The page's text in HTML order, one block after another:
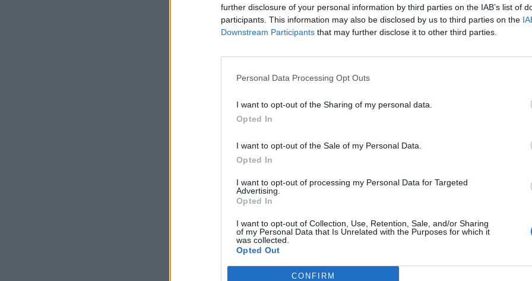
further disclosure of your personal information by third parties on the IAB’s list of
participants. This information may also be disclosed by us to third parties on the
Downstream Participants that may further disclose it to other third parties.
Personal Data Processing Opt Outs
I want to opt-out of the Sharing of my personal data.
Opted In
I want to opt-out of the Sale of my Personal Data.
Opted In
I want to opt-out of processing my Personal Data for Targeted
Advertising.
Opted In
I want to opt-out of Collection, Use, Retention, Sale, and/or Sharing
of my Personal Data that Is Unrelated with the Purposes for which it
was collected.
Opted Out
CONFIRM
Danek Landa
Fanánek z kapely Orlík